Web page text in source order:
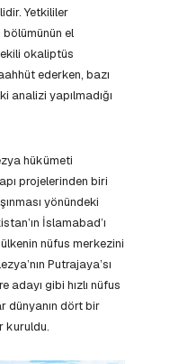
Yetkililer
el
okaliptüs
ederken, bazı
analizi yapılmadığı
hükümeti
projelerinden biri
yönündeki
İslamabad’ı
nüfus merkezini
Putrajaya’sı
adayı gibi hızlı nüfus
dünyanın dört bir
kuruldu.